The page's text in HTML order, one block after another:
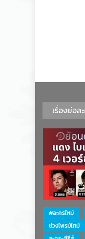
เรื่องย่อล
#ละครใหม่
ช่วงไพรม์ไทม์